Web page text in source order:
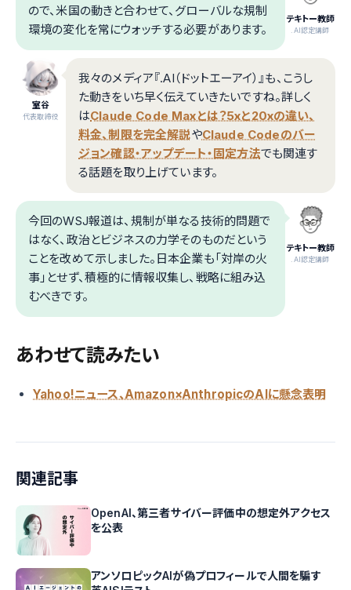
テキトー教師
.AI認定講師
ので、米国の動きと合わせて、グローバルな規制
環境の変化を常にウォッチする必要があります。
室谷
代表取締役
我々のメディア『.AI（ドットエーアイ）』も、こうし
た動きをいち早く伝えていきたいですね。詳しく
はClaude Code Maxとは？5xと20xの違い、
料金、制限を完全解説やClaude Codeのバー
ジョン確認・アップデート・固定方法でも関連す
る話題を取り上げています。
テキトー教師
.AI認定講師
今回のWSJ報道は、規制が単なる技術的問題で
はなく、政治とビジネスの力学そのものだという
ことを改めて示しました。日本企業も「対岸の火
事」とせず、積極的に情報収集し、戦略に組み込
むべきです。
あわせて読みたい
Yahoo!ニュース、Amazon×AnthropicのAIに懸念表明
関連記事
OpenAI、第三者サイバー評価中の想定外アクセス
を公表
アンソロピックAIが偽プロフィールで人間を騙す